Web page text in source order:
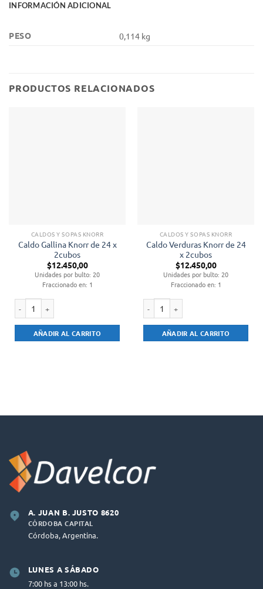
INFORMACIÓN ADICIONAL
PESO 0,114 kg
PRODUCTOS RELACIONADOS
CALDOS Y SOPAS KNORR
Caldo Gallina Knorr de 24 x
2cubos
$12.450,00
Unidades por bulto: 20
Fraccionado en: 1
AÑADIR AL CARRITO
CALDOS Y SOPAS KNORR
Caldo Verduras Knorr de 24
x 2cubos
$12.450,00
Unidades por bulto: 20
Fraccionado en: 1
AÑADIR AL CARRITO
A. JUAN B. JUSTO 8620
CÓRDOBA CAPITAL
Córdoba, Argentina.
LUNES A SÁBADO
7:00 hs a 13:00 hs.